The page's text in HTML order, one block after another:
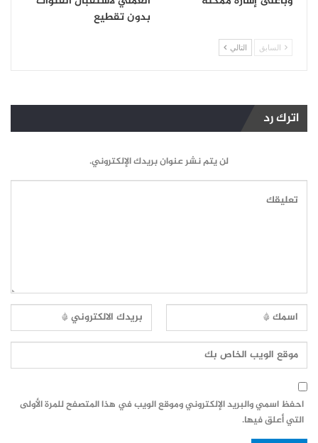
بدون تقطيع
السابق التالي
اترك رد
لن يتم نشر عنوان بريدك الإلكتروني.
احفظ اسمي والبريد الإلكتروني وموقع الويب في هذا المتصفح للمرة الأولى
التي أعلق فيها.